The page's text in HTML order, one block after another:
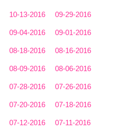
10-13-2016 09-29-2016
09-04-2016 09-01-2016
08-18-2016 08-16-2016
08-09-2016 08-06-2016
07-28-2016 07-26-2016
07-20-2016 07-18-2016
07-12-2016 07-11-2016